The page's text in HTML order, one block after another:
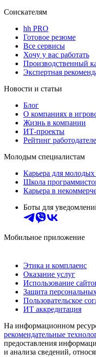
Соискателям
hh PRO
Готовое резюме
Все сервисы
Хочу у вас работать
Производственный
Экспертная
Новости и статьи
Блог
О компаниях в
Жизнь в компании
ИТ-проекты
Рейтинг
Молодым специалистам
Карьера для молодых
Школа
Карьера в
Боты для
Мобильное приложение
Этика и комплаенс
Оказание услуг
Использование
Защита
Пользовательское
ИТ аккредитация
На информационном
рекомендательные
предоставления
и анализа сведений,